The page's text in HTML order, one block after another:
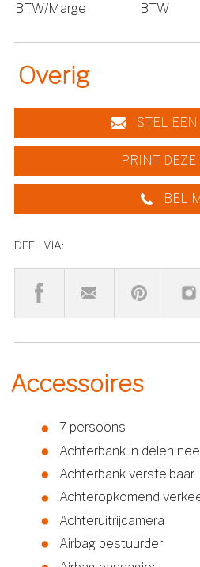
BTW/Marge
BTW
Overig
STEL EEN
PRINT DEZE
BEL
DEEL VIA:
Accessoires
7 persoons
Achterbank in delen
Achterbank verstelbaar
Achteropkomend
Achteruitrijcamera
Airbag bestuurder